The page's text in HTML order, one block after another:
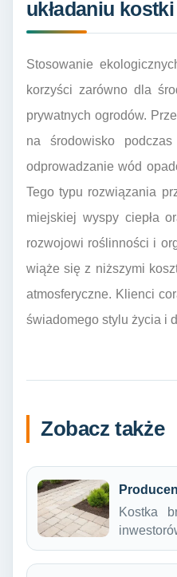
układaniu
Stosowanie
korzyści zarówno dla
prywatnych ogrodów.
na środowisko
odprowadzanie wód
Tego typu rozwiązania
miejskiej wyspy ciepła
rozwojowi roślinności i
wiąże się z niższymi
atmosferyczne. Klienci
świadomego stylu życia i
Zobacz także
Kostka